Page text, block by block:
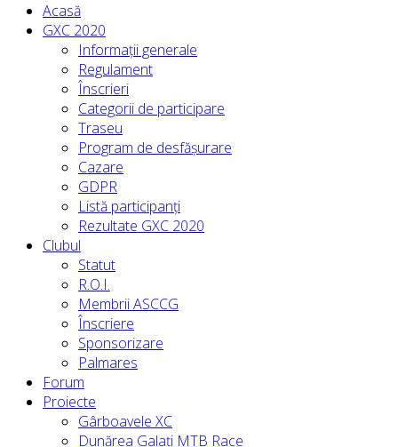
Acasă
GXC 2020
Informații generale
Regulament
Înscrieri
Categorii de participare
Traseu
Program de desfășurare
Cazare
GDPR
Listă participanți
Rezultate GXC 2020
Clubul
Statut
R.O.I.
Membrii ASCCG
Înscriere
Sponsorizare
Palmares
Forum
Proiecte
Gârboavele XC
Dunărea Galați MTB Race